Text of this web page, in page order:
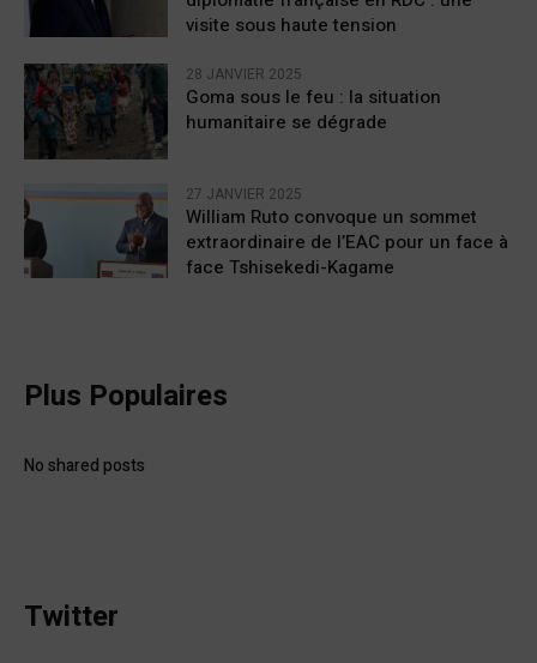
visite sous haute tension
28 JANVIER 2025
Goma sous le feu : la situation
humanitaire se dégrade
27 JANVIER 2025
William Ruto convoque un sommet
extraordinaire de l’EAC pour un face à
face Tshisekedi-Kagame
Plus Populaires
No shared posts
Twitter